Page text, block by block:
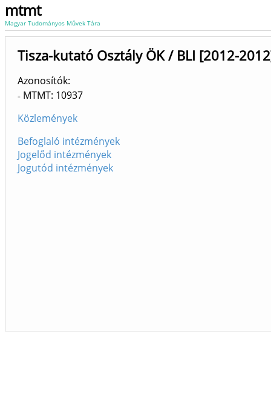
mtmt
Magyar Tudományos Művek Tára
Tisza-kutató Osztály ÖK / BLI [2012-
Azonosítók
MTMT: 10937
Közlemények
Befoglaló intézmények
Jogelőd intézmények
Jogutód intézmények